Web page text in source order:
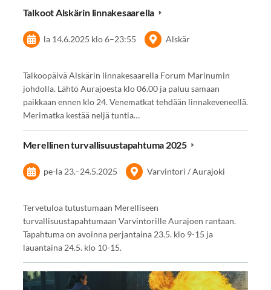
Talkoot Alskärin linnakesaarella
la 14.6.2025 klo 6–23:55 Alskär
Talkoopäivä Alskärin linnakesaarella Forum Marinumin
johdolla. Lähtö Aurajoesta klo 06.00 ja paluu samaan
paikkaan ennen klo 24. Venematkat tehdään linnakeveneellä.
Merimatka kestää neljä tuntia…
Merellinen turvallisuustapahtuma 2025
pe-la 23.–24.5.2025 Varvintori / Aurajoki
Tervetuloa tutustumaan Merelliseen
turvallisuustapahtumaan Varvintorille Aurajoen rantaan.
Tapahtuma on avoinna perjantaina 23.5. klo 9-15 ja
lauantaina 24.5. klo 10-15.